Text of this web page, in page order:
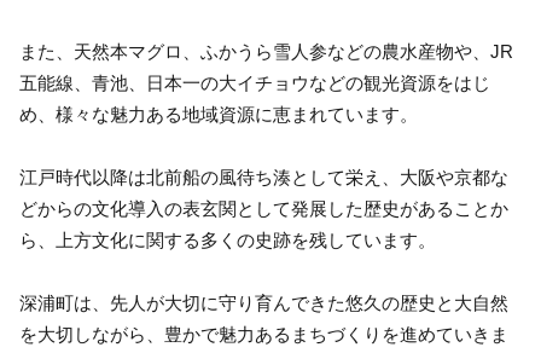
また、天然本マグロ、ふかうら雪人参などの農水産物や、JR
五能線、青池、日本一の大イチョウなどの観光資源をはじ
め、様々な魅力ある地域資源に恵まれています。
江戸時代以降は北前船の風待ち湊として栄え、大阪や京都な
どからの文化導入の表玄関として発展した歴史があることか
ら、上方文化に関する多くの史跡を残しています。
深浦町は、先人が大切に守り育んできた悠久の歴史と大自然
を大切しながら、豊かで魅力あるまちづくりを進めていきま